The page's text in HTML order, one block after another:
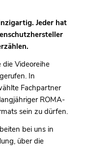
Jeder hat
die Videoreihe
In
Fachpartner
ROMA-
sein zu dürfen.
bei uns in
über die